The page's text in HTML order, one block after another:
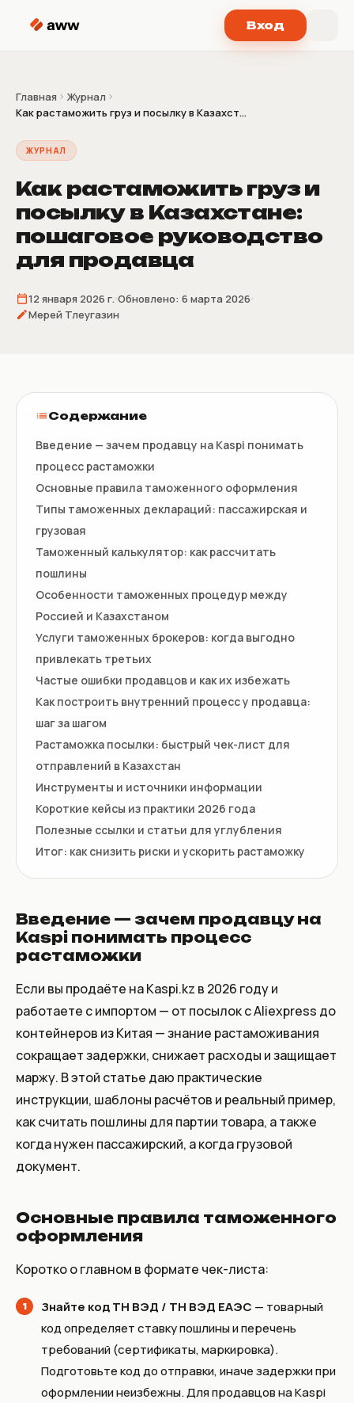
Вход
Главная
Журнал
Как растаможить груз и посылку в Казахст...
ЖУРНАЛ
Как растаможить груз и
посылку в Казахстане:
пошаговое руководство
для продавца
12 января 2026 г. Обновлено: 6 марта 2026
Мерей Тлеугазин
Содержание
Введение — зачем продавцу на Kaspi понимать
процесс растаможки
Основные правила таможенного оформления
Типы таможенных деклараций: пассажирская и
грузовая
Таможенный калькулятор: как рассчитать
пошлины
Особенности таможенных процедур между
Россией и Казахстаном
Услуги таможенных брокеров: когда выгодно
привлекать третьих
Частые ошибки продавцов и как их избежать
Как построить внутренний процесс у продавца:
шаг за шагом
Растаможка посылки: быстрый чек-лист для
отправлений в Казахстан
Инструменты и источники информации
Короткие кейсы из практики 2026 года
Полезные ссылки и статьи для углубления
Итог: как снизить риски и ускорить растаможку
Введение — зачем продавцу на
Kaspi понимать процесс
растаможки
Если вы продаёте на Kaspi.kz в 2026 году и
работаете с импортом — от посылок с Aliexpress до
контейнеров из Китая — знание растаможивания
сокращает задержки, снижает расходы и защищает
маржу. В этой статье даю практические
инструкции, шаблоны расчётов и реальный пример,
как считать пошлины для партии товара, а также
когда нужен пассажирский, а когда грузовой
документ.
Основные правила таможенного
оформления
Коротко о главном в формате чек-листа:
Знайте код ТН ВЭД / ТН ВЭД ЕАЭС — товарный
код определяет ставку пошлины и перечень
требований (сертификаты, маркировка).
Подготовьте код до отправки, иначе задержки при
оформлении неизбежны. Для продавцов на Kaspi